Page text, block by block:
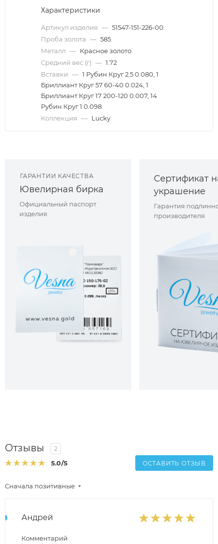
Характеристики
Артикул изделия — 51547-151-226-00
Проба золота — 585
Металл — Красное золото
Средний вес (г) — 1.72
Вставки — 1 Рубин Круг 2.5 0.080, 1
Бриллиант Круг 57 60-40 0.024, 1
Бриллиант Круг 17 200-120 0.007, 14
Рубин Круг 1 0.098
Коллекция — Lucky
ГАРАНТИИ КАЧЕСТВА
Ювелирная бирка
Официальный паспорт
изделия
Сертификат
украшение
Гарантия
производителя
Отзывы
2
5.0/5 ОСТАВИТЬ ОТЗЫВ
Сначала позитивные
Андрей
Комментарий